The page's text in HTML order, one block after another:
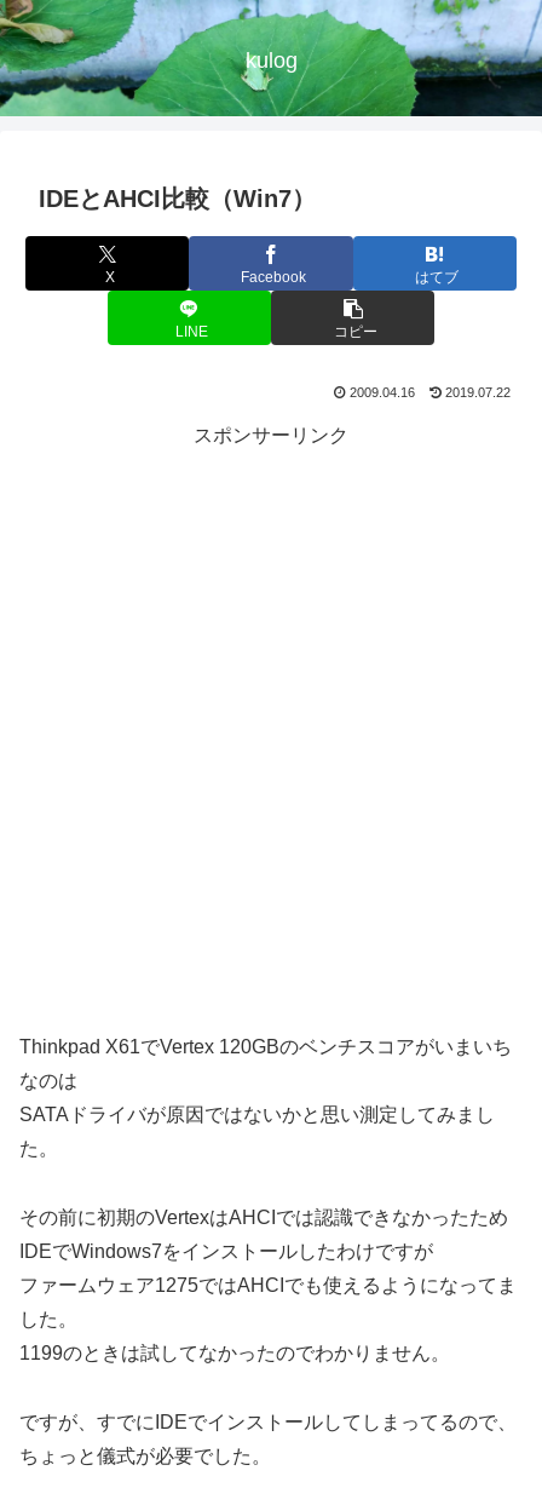
kulog
IDEとAHCI比較（Win7）
X Facebook はてブ
LINE コピー
2009.04.16 2019.07.22
スポンサーリンク
Thinkpad X61でVertex 120GBのベンチスコアがいまいち
なのは
SATAドライバが原因ではないかと思い測定してみまし
た。
その前に初期のVertexはAHCIでは認識できなかったため
IDEでWindows7をインストールしたわけですが
ファームウェア1275ではAHCIでも使えるようになってま
した。
1199のときは試してなかったのでわかりません。
ですが、すでにIDEでインストールしてしまってるので、
ちょっと儀式が必要でした。